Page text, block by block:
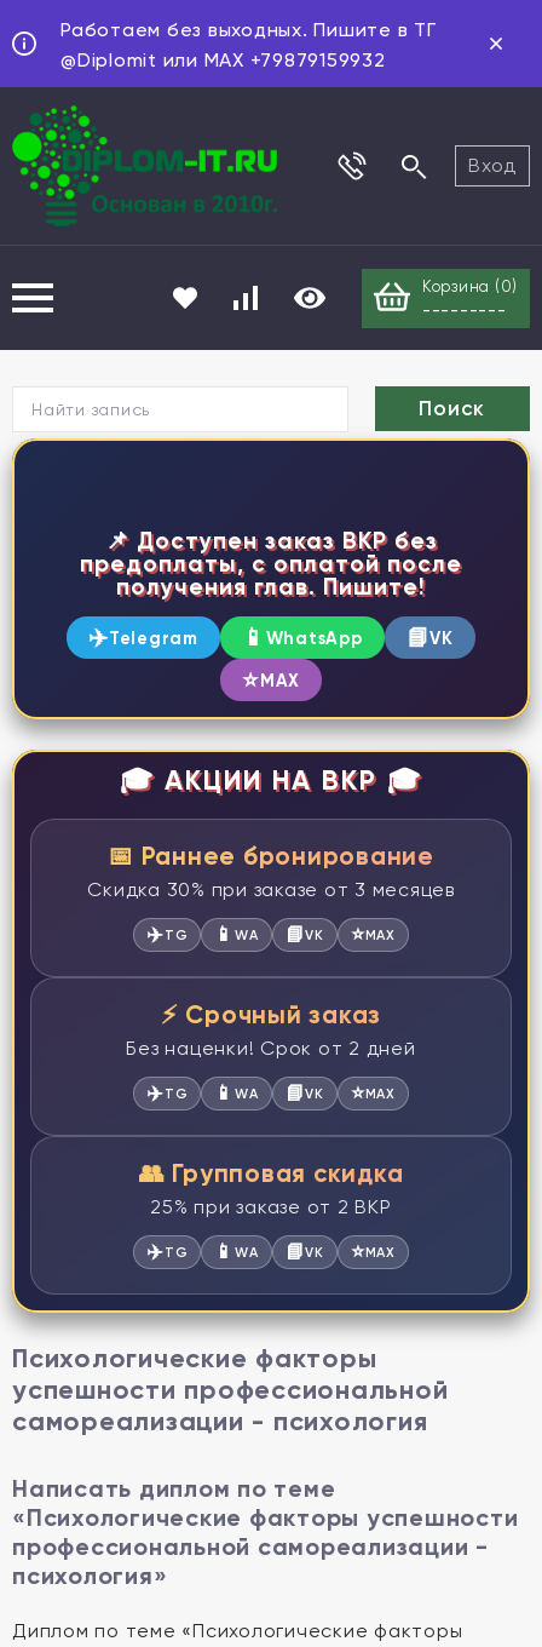
Работаем без выходных. Пишите в ТГ
@Diplomit или MAX +79879159932
Вход
Корзина ( 0)
---------
📌 Доступен заказ ВКР без
предоплаты, с оплатой после
получения глав. Пишите!
✈️Telegram 📱 WhatsApp 📘VK
⭐MAX
🎓 АКЦИИ НА ВКР 🎓
📅 Раннее бронирование
Скидка 30% при заказе от 3 месяцев
✈️TG 📱WA 📘VK ⭐MAX
⚡ Срочный заказ
Без наценки! Срок от 2 дней
✈️TG 📱WA 📘VK ⭐MAX
👥 Групповая скидка
25% при заказе от 2 ВКР
✈️TG 📱WA 📘VK ⭐MAX
Психологические факторы
успешности профессиональной
самореализации - психология
Написать диплом по теме
«Психологические факторы успешности
профессиональной самореализации -
психология»
Диплом по теме «Психологические факторы